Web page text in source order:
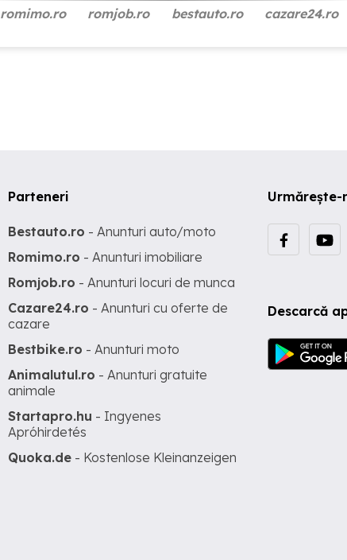
romimo.ro romjob.ro bestauto.ro cazare24.ro
Urmărește-
Descarcă
Parteneri
Bestauto.ro - Anunturi auto/moto
Romimo.ro - Anunturi imobiliare
Romjob.ro - Anunturi locuri de munca
Cazare24.ro - Anunturi cu oferte de
cazare
Bestbike.ro - Anunturi moto
Animalutul.ro - Anunturi gratuite
animale
Startapro.hu - Ingyenes
Apróhirdetés
Quoka.de - Kostenlose Kleinanzeigen